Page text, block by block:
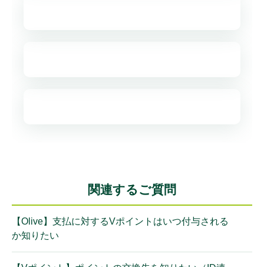
関連するご質問
【Olive】支払に対するVポイントはいつ付与される
か知りたい